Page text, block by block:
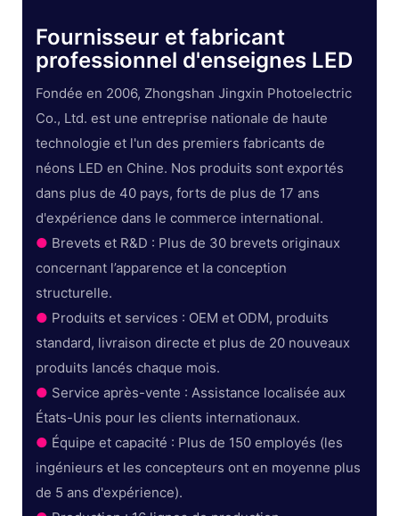
Fournisseur et fabricant
professionnel d'enseignes LED
Fondée en 2006, Zhongshan Jingxin Photoelectric
Co., Ltd. est une entreprise nationale de haute
technologie et l'un des premiers fabricants de
néons LED en Chine. Nos produits sont exportés
dans plus de 40 pays, forts de plus de 17 ans
d'expérience dans le commerce international.
● Brevets et R&D : Plus de 30 brevets originaux
concernant l’apparence et la conception
structurelle.
● Produits et services : OEM et ODM, produits
standard, livraison directe et plus de 20 nouveaux
produits lancés chaque mois.
● Service après-vente : Assistance localisée aux
États-Unis pour les clients internationaux.
● Équipe et capacité : Plus de 150 employés (les
ingénieurs et les concepteurs ont en moyenne plus
de 5 ans d'expérience).